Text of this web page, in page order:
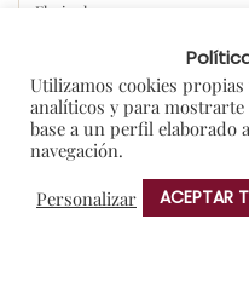
CATEGORIAS
#gastroprotos
Amigos de Protos
Utilizamos cookies
analíticos y para
base a un perfil elaborado
navegación.
Personalizar
ACEPTAR